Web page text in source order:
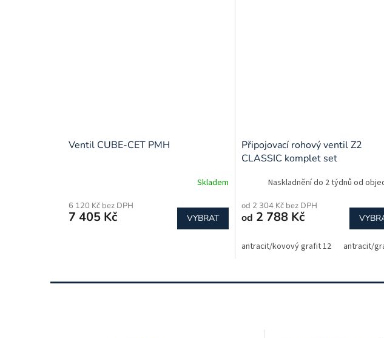
Ventil CUBE-CET PMH
Skladem
6 120 Kč bez DPH
7 405 Kč VYBRAT
Připojovací rohový ventil Z2
CLASSIC komplet set
Naskladnění do 2 týdnů od
od 2 304 Kč bez DPH
od 2 788 Kč
antracit/kovový grafit 12 antracit/